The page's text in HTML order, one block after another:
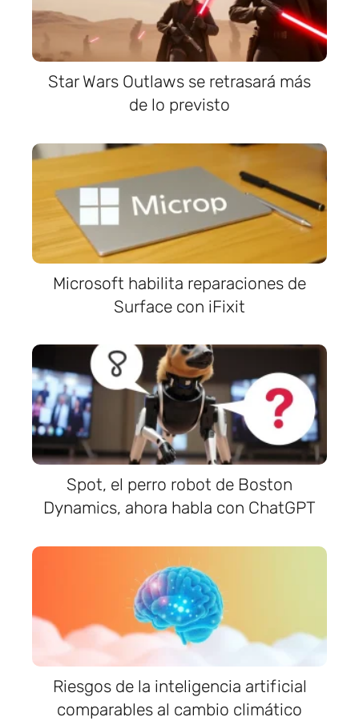
Star Wars Outlaws se retrasará más
de lo previsto
Microsoft habilita reparaciones de
Surface con iFixit
Spot, el perro robot de Boston
Dynamics, ahora habla con ChatGPT
Riesgos de la inteligencia artificial
comparables al cambio climático